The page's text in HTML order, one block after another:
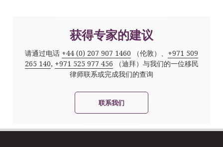
获得专家的建议
请通过电话 +44 (0) 207 907 1460 （伦敦）、 +971 509
265 140, +971 525 977 456 （迪拜）与我们的一位移民
律师联系或完成我们的查询
联系我们